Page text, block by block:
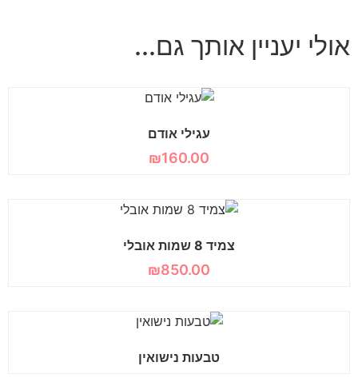
אולי יעניין אותך גם...
עגילי אודם
₪160.00
צמיד 8 שמות אובלי
₪850.00
טבעות נישואין